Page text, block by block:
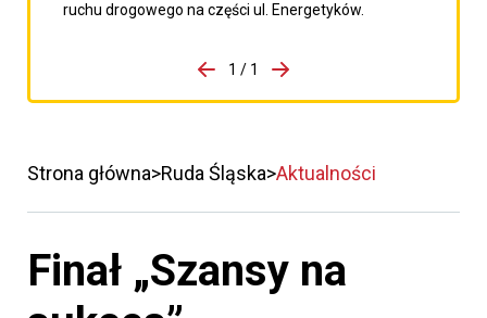
ruchu drogowego na części ul. Energetyków.
porzpedniego komunikatu
1 / 1
Przejdź do następnego
Strona główna Ruda Śląska Aktualności
Finał „Szansy na